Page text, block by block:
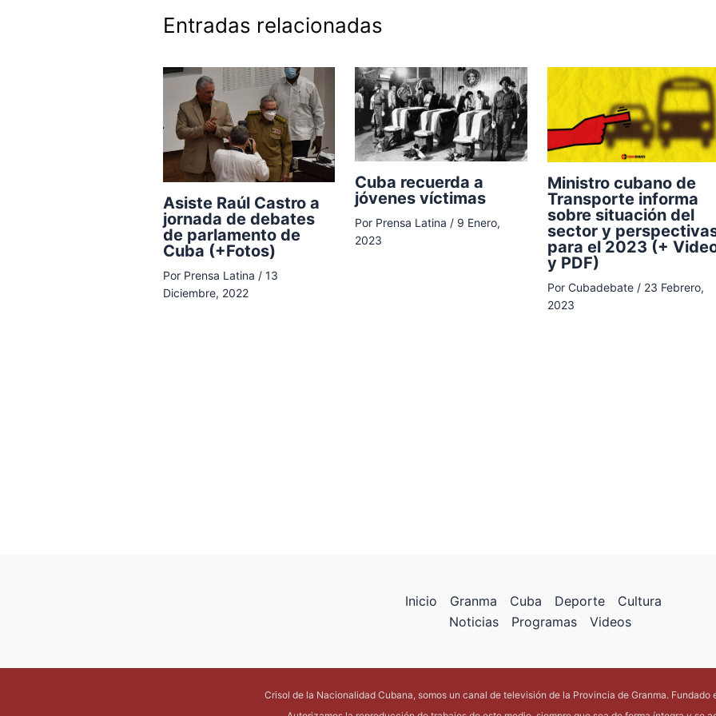
Entradas relacionadas
Asiste Raúl Castro a
jornada de debates
de parlamento de
Cuba (+Fotos)
Por Prensa Latina / 13
Diciembre, 2022
Cuba recuerda a
jóvenes víctimas
Por Prensa Latina / 9 Enero,
2023
Ministro cubano de
Transporte informa
sobre situación del
sector y
para el 2023 (+
y PDF)
Por Cubadebate / 23 Febrero,
2023
Inicio Granma Cuba Deporte
Cultura
Noticias
Programas Videos
Crisol de la Nacionalidad Cubana, somos un canal de televisión de la Provincia de Granma. Fundado